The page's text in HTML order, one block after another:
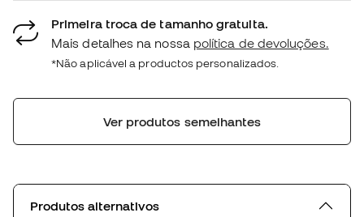
Primeira troca de tamanho gratuita.
Mais detalhes na nossa política de devoluções.
*Não aplicável a productos personalizados.
Ver produtos semelhantes
Produtos alternativos